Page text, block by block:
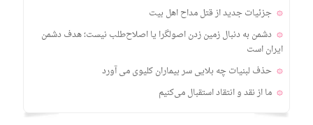
جزئیات جدید از قتل مداح اهل‌ بیت
دشمن به دنبال زمین زدن اصولگرا یا اصلاح‌طلب نیست؛ هدف دشمن
ایران است
حذف لبنیات چه بلایی سر بیماران کلیوی می آورد
ما از نقد و انتقاد استقبال می‌کنیم